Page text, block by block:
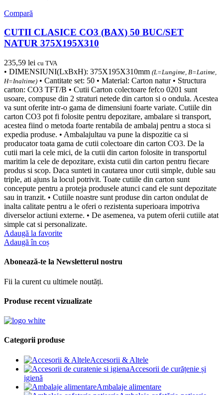
Compară
CUTII CLASICE CO3 (BAX) 50 BUC/SET
NATUR 375X195X310
235,59 lei cu TVA
• DIMENSIUNI(LxBxH): 375X195X310mm (L=Lungime, B=Latime,
H=Inaltime) • Cantitate set: 50 • Material: Carton natur • Structura
carton: CO3 TFT/B • Cutii Carton colectoare fefco 0201 sunt
usoare, compuse din 2 straturi netede din carton si o ondula. Acestea
va sunt oferite intr-o gama de dimensiuni foarte variate. Cutiile din
carton CO3 pot fi folosite pentru depozitare, ambalare si transport,
acestea fiind o metoda foarte rentabila de ambalaj pentru a stoca si
expedia produse. • Ambalajultau va pune la dispozitie ca si
producator toata gama de cutii colectoare din carton CO3. De la
cutii mari la cele mici, de la cutii din carton folosite in transportul
maritim la cele de depozitare, exista cutii din carton pentru fiecare
produs si scop. Daca sunteti in cautarea unor cutii simple, duble sau
triple, ati ajuns la locul potrivit. Toate cutiile din carton sunt
concepute pentru a proteja produsele atunci cand ele sunt depozitate
sau in tranzit. • Cutiile noastre sunt produse din carton ondulat de
inalta calitate pentru a le oferi o rezistenta superioara impotriva
diverselor actiuni externe. • De asemenea, va putem oferii cutiile atat
simple cat si personalizate.
Adaugă la favorite
Adaugă în coș
Abonează-te la Newsletterul nostru
Fii la curent cu ultimele noutăți.
Produse recent vizualizate
Categorii produse
Accesorii & Altele
Accesorii de curățenie și
igienă
Ambalaje alimentare